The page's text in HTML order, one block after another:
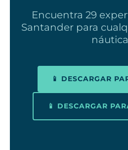
Encuentra 29
Santander para
📱 DESCARGAR
📱 DESCARGAR